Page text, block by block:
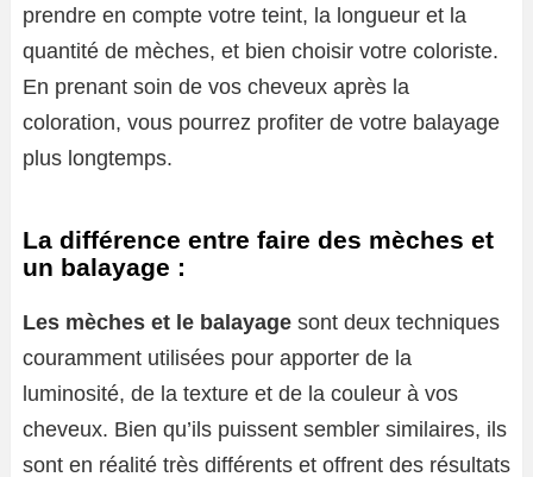
prendre en compte votre teint, la longueur et la
quantité de mèches, et bien choisir votre coloriste.
En prenant soin de vos cheveux après la
coloration, vous pourrez profiter de votre balayage
plus longtemps.
La différence entre faire des mèches et
un balayage :
Les mèches et le balayage sont deux techniques
couramment utilisées pour apporter de la
luminosité, de la texture et de la couleur à vos
cheveux. Bien qu’ils puissent sembler similaires, ils
sont en réalité très différents et offrent des résultats